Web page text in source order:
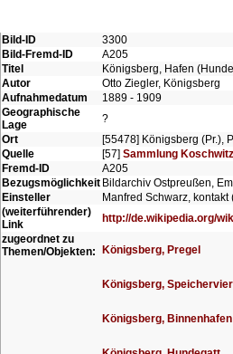
Bild-ID
3300
Bild-Fremd-ID
A205
Titel
Königsberg, Hafen
Autor
Otto Ziegler, Königsberg
Aufnahmedatum
1889 - 1909
Geographische
Lage
?
Ort
[55478] Königsberg (Pr.),
Quelle
[57] Sammlung Koschwitz
Fremd-ID
A205
Bezugsmöglichkeit Bildarchiv Ostpreußen,
Einsteller
Manfred Schwarz,
(weiterführender)
Link
http://de.wikipedia.org/
zugeordnet zu
Themen/Objekten:
Königsberg, Pregel
Königsberg,
Königsberg,